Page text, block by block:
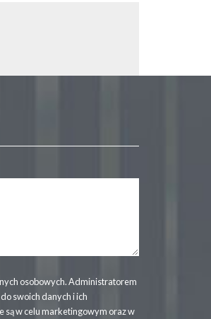
osobowych. Administratorem
swoich danych i ich
są w celu marketingowym oraz w